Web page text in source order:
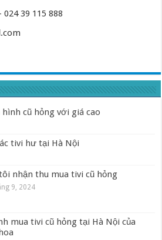
39 115 888
cũ hỏng với giá cao
tivi hư tại Hà Nội
nhận thu mua tivi cũ hỏng
9, 2024
mua tivi cũ hỏng tại Hà Nội của